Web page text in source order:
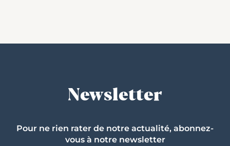
Newsletter
Pour ne rien rater de notre actualité, abonnez-
vous à notre newsletter